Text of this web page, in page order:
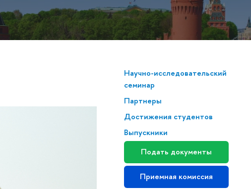
Научно-исследовательский
семинар
Партнеры
Достижения студентов
Выпускники
Подать документы
Приемная комиссия